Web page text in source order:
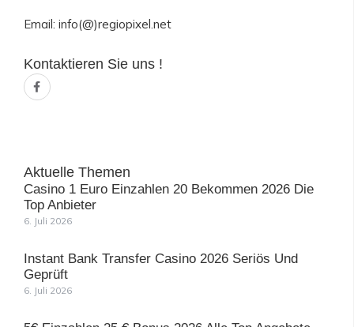
Email: info(@)regiopixel.net
Kontaktieren Sie uns !
F
a
c
-
f
Aktuelle Themen
Casino 1 Euro Einzahlen 20 Bekommen 2026 Die
Top Anbieter
6. Juli 2026
Instant Bank Transfer Casino 2026 Seriös Und
Geprüft
6. Juli 2026